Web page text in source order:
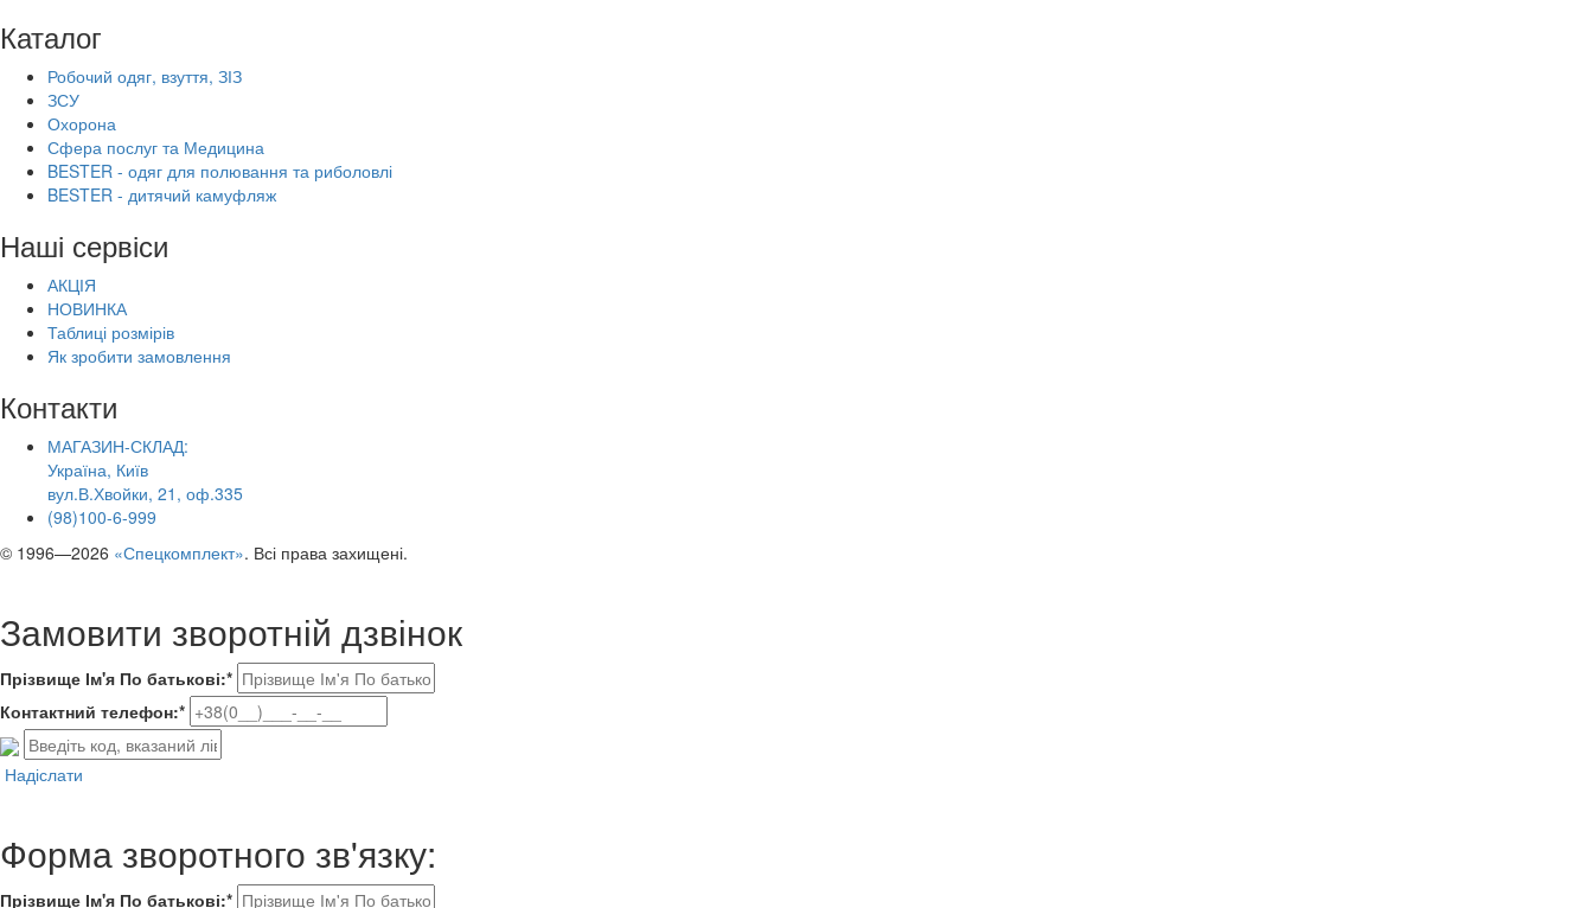
Каталог
Робочий одяг, взуття, ЗІЗ
ЗСУ
Охорона
Сфера послуг та Медицина
BESTER - одяг для полювання та риболовлі
BESTER - дитячий камуфляж
Наші сервіси
АКЦІЯ
НОВИНКА
Таблиці розмірів
Як зробити замовлення
Контакти
МАГАЗИН-СКЛАД:
Україна, Київ
вул.В.Хвойки, 21, оф.335
(98)100-6-999
© 1996—2026 «Спецкомплект». Всі права захищені.
Замовити зворотній дзвінок
Прізвище Ім'я По батькові:*
Контактний телефон:*
Надіслати
Форма зворотного зв'язку:
Прізвище Ім'я По батькові:*